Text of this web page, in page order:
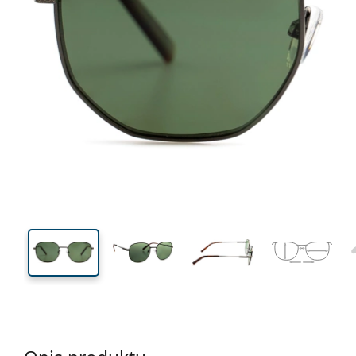
Szerokość
44 mm
Wysokość soczewki Szerokość soczewki